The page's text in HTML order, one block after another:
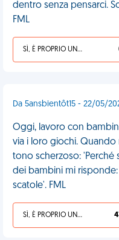
dentro senza pensarci.
FML
SÌ, È PROPRIO UNA VDM!
Da 5ansbientôt15 - 22/05/
Oggi, lavoro con
via i loro giochi.
tono scherzoso: 'Perché
dei bambini mi
scatole'. FML
SÌ, È PROPRIO UNA VDM!